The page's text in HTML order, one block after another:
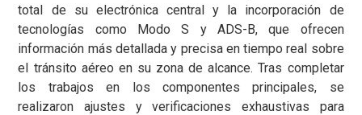
total de su electrónica central y la incorporación de
tecnologías como Modo S y ADS-B, que ofrecen
información más detallada y precisa en tiempo real sobre
el tránsito aéreo en su zona de alcance. Tras completar
los trabajos en los componentes principales, se
realizaron ajustes y verificaciones exhaustivas para